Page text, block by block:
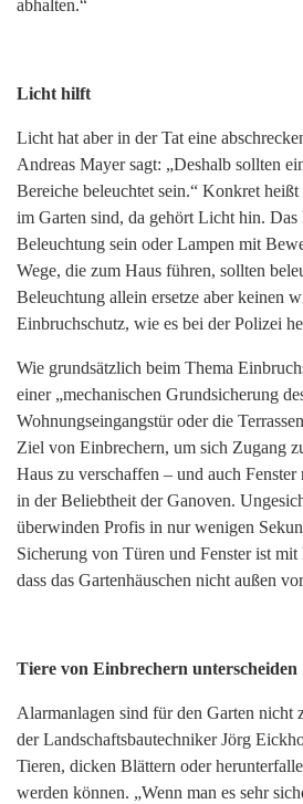
abhalten.“
Licht hilft
Licht hat aber in der Tat eine
Andreas Mayer sagt: „Deshalb sollten
Bereiche beleuchtet sein.“ Konkret
im Garten sind, da gehört Licht hin. Das
Beleuchtung sein oder Lampen mit
Wege, die zum Haus führen, sollten
Beleuchtung allein ersetze aber keinen
Einbruchschutz, wie es bei der Polizei
Wie grundsätzlich beim Thema
einer „mechanischen Grundsicherung
Wohnungseingangstür oder die
Ziel von Einbrechern, um sich Zugang
Haus zu verschaffen – und auch
in der Beliebtheit der Ganoven.
überwinden Profis in nur wenigen
Sicherung von Türen und Fenster ist
dass das Gartenhäuschen nicht außen
Tiere von Einbrechern unterscheiden
Alarmanlagen sind für den Garten nicht
der Landschaftsbautechniker Jörg
Tieren, dicken Blättern oder
werden können. „Wenn man es sehr